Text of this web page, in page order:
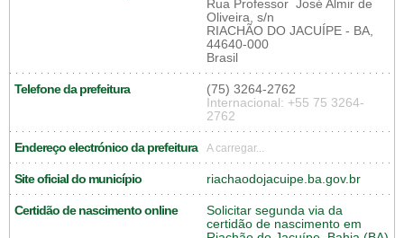
Rua Professor José Almir de
Oliveira, s/n
RIACHÃO DO JACUÍPE - BA,
44640-000
Brasil
Telefone da prefeitura
(75) 3264-2762
Internacional: +55 75 3264-
2762
Endereço electrónico da prefeitura A carregar...
Site oficial do município riachaodojacuipe.ba.gov.br
Certidão de nascimento online
Solicitar segunda via da
certidão de nascimento em